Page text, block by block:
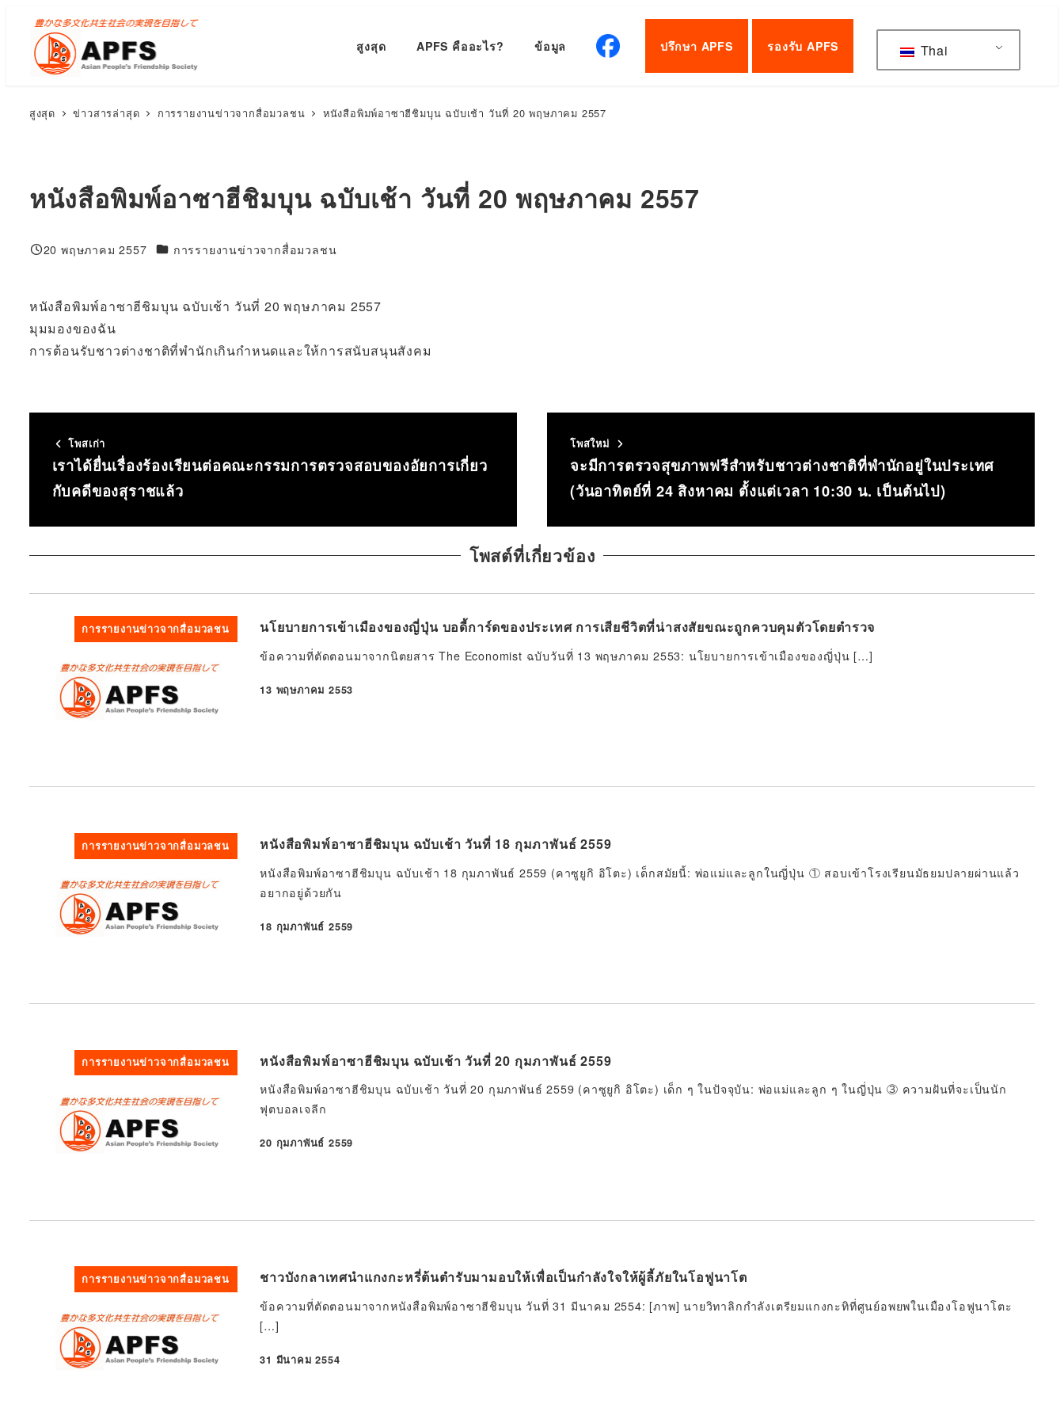
สูงสุด APFS คืออะไร? ข้อมูล ปรึกษา APFS รองรับ APFS Thai
สูงสุด ข่าวสารล่าสุด การรายงานข่าวจากสื่อมวลชน หนังสือพิมพ์อาซาฮีชิมบุน ฉบับเช้า วันที่ 20 พฤษภาคม 2557
หนังสือพิมพ์อาซาฮีชิมบุน ฉบับเช้า วันที่ 20 พฤษภาคม 2557
ที่ตีพิมพ์
20 พฤษภาคม 2557 100%การรายงานข่าวจากสื่อมวลชน
หนังสือพิมพ์อาซาฮีชิมบุน ฉบับเช้า วันที่ 20 พฤษภาคม 2557
มุมมองของฉัน
การต้อนรับชาวต่างชาติที่พำนักเกินกำหนดและให้การสนับสนุนสังคม
โพสเก่า
เราได้ยื่นเรื่องร้องเรียนต่อคณะกรรมการตรวจสอบของอัยการเกี่ยว
กับคดีของสุราชแล้ว
โพสใหม่
จะมีการตรวจสุขภาพฟรีสำหรับชาวต่างชาติที่พำนักอยู่ในประเทศ
(วันอาทิตย์ที่ 24 สิงหาคม ตั้งแต่เวลา 10:30 น. เป็นต้นไป)
โพสต์ที่เกี่ยวข้อง
การรายงานข่าวจากสื่อมวลชน นโยบายการเข้าเมืองของญี่ปุ่น บอดี้การ์ดของประเทศ การเสียชีวิตที่น่าสงสัยขณะถูกควบคุมตัวโดยตำรวจ
ข้อความที่ตัดตอนมาจากนิตยสาร The Economist ฉบับวันที่ 13 พฤษภาคม 2553: นโยบายการเข้าเมืองของญี่ปุ่น […]
ที่ตีพิมพ์
13 พฤษภาคม 2553
การรายงานข่าวจากสื่อมวลชน หนังสือพิมพ์อาซาฮีชิมบุน ฉบับเช้า วันที่ 18 กุมภาพันธ์ 2559
หนังสือพิมพ์อาซาฮีชิมบุน ฉบับเช้า 18 กุมภาพันธ์ 2559 (คาซูยูกิ อิโตะ) เด็กสมัยนี้: พ่อแม่และลูกในญี่ปุ่น ① สอบเข้าโรงเรียนมัธยมปลายผ่านแล้ว
อยากอยู่ด้วยกัน
ที่ตีพิมพ์
18 กุมภาพันธ์ 2559
การรายงานข่าวจากสื่อมวลชน หนังสือพิมพ์อาซาฮีชิมบุน ฉบับเช้า วันที่ 20 กุมภาพันธ์ 2559
หนังสือพิมพ์อาซาฮีชิมบุน ฉบับเช้า วันที่ 20 กุมภาพันธ์ 2559 (คาซูยูกิ อิโตะ) เด็ก ๆ ในปัจจุบัน: พ่อแม่และลูก ๆ ในญี่ปุ่น ③ ความฝันที่จะเป็นนัก
ฟุตบอลเจลีก
ที่ตีพิมพ์
20 กุมภาพันธ์ 2559
การรายงานข่าวจากสื่อมวลชน ชาวบังกลาเทศนำแกงกะหรี่ต้นตำรับมามอบให้เพื่อเป็นกำลังใจให้ผู้ลี้ภัยในโอฟูนาโต
ข้อความที่ตัดตอนมาจากหนังสือพิมพ์อาซาฮีชิมบุน วันที่ 31 มีนาคม 2554: [ภาพ] นายวิทาลิกกำลังเตรียมแกงกะทิที่ศูนย์อพยพในเมืองโอฟูนาโตะ
[…]
ที่ตีพิมพ์
31 มีนาคม 2554